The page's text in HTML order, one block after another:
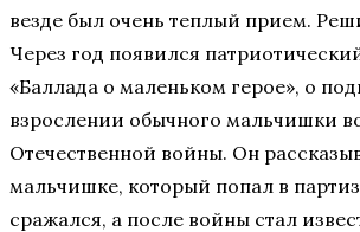
везде был очень теплый прием.
Через год появился
«Баллада о маленьком герое», о
взрослении обычного мальчишки
Отечественной войны. Он
мальчишке, который попал в
сражался, а после войны стал